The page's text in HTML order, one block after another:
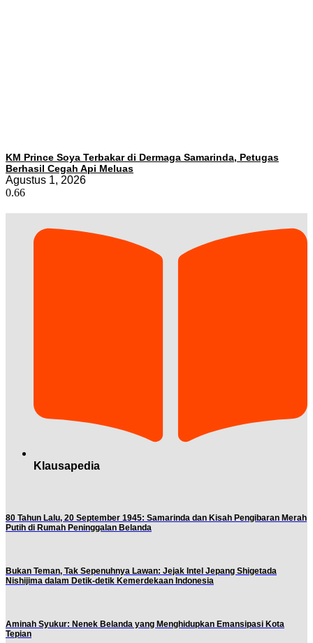
KM Prince Soya Terbakar di Dermaga Samarinda, Petugas
Berhasil Cegah Api Meluas
Agustus 1, 2026
Klausapedia
80 Tahun Lalu, 20 September 1945: Samarinda dan Kisah Pengibaran Merah
Putih di Rumah Peninggalan Belanda
Bukan Teman, Tak Sepenuhnya Lawan: Jejak Intel Jepang Shigetada
Nishijima dalam Detik-detik Kemerdekaan Indonesia
Aminah Syukur: Nenek Belanda yang Menghidupkan Emansipasi Kota
Tepian